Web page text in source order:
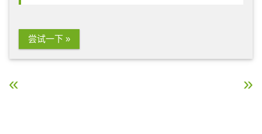
尝试一下 »
« CSS3 过渡 CSS3 多列 »